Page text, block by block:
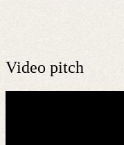
Video pitch